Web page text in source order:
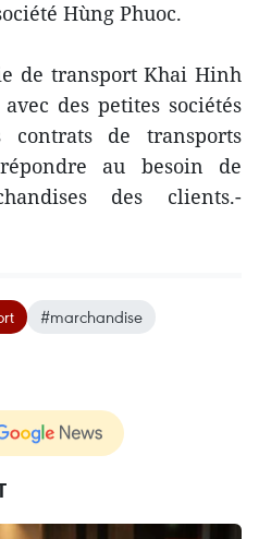
Hùng Phuoc.
de transport Khai Hinh
des petites sociétés
de transports
au besoin de
des clients.-
#marchandise